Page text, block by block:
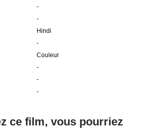
-
-
Hindi
-
Couleur
-
-
-
ce film, vous pourriez